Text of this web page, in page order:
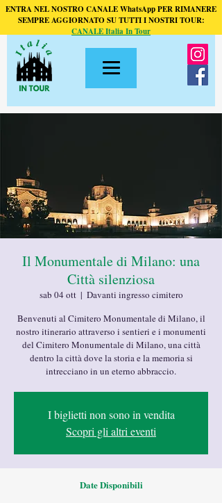
ENTRA NEL NOSTRO CANALE WhatsApp PER RIMANERE
SEMPRE AGGIORNATO SU TUTTI I NOSTRI TOUR:
CANALE Italia In Tour
Il Monumentale di Milano: una
Città silenziosa
sab 04 ott
  |
Davanti ingresso cimitero
Benvenuti al Cimitero Monumentale di Milano, il
nostro itinerario attraverso i sentieri e i monumenti
del Cimitero Monumentale di Milano, una città
dentro la città dove la storia e la memoria si
intrecciano in un eterno abbraccio.
I biglietti non sono in vendita
Scopri gli altri eventi
Date Disponibili